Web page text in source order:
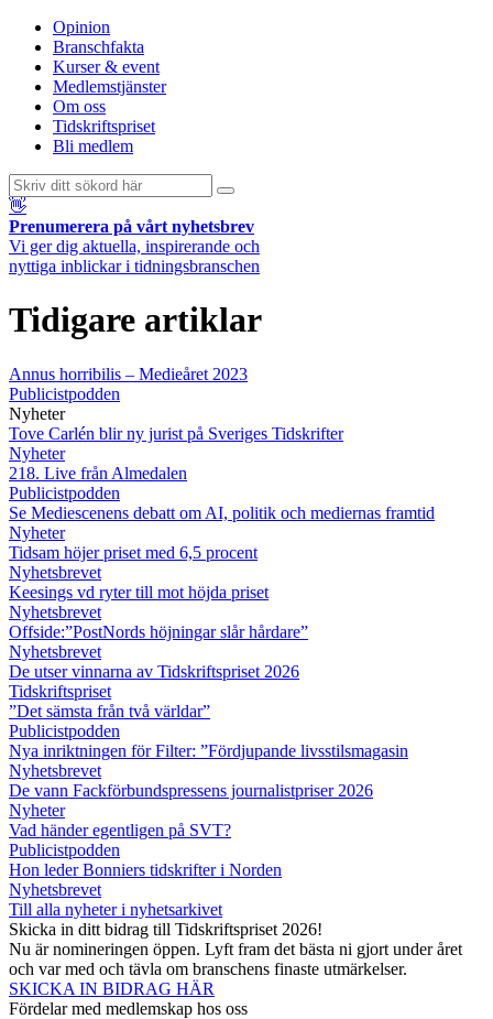
Opinion
Branschfakta
Kurser & event
Medlemstjänster
Om oss
Tidskriftspriset
Bli medlem
👋
Prenumerera på vårt nyhetsbrev
Vi ger dig aktuella, inspirerande och
nyttiga inblickar i tidningsbranschen
Tidigare artiklar
Annus horribilis – Medieåret 2023
Publicistpodden
Nyheter
Tove Carlén blir ny jurist på Sveriges Tidskrifter
Nyheter
218. Live från Almedalen
Publicistpodden
Se Mediescenens debatt om AI, politik och mediernas framtid
Nyheter
Tidsam höjer priset med 6,5 procent
Nyhetsbrevet
Keesings vd ryter till mot höjda priset
Nyhetsbrevet
Offside:”PostNords höjningar slår hårdare”
Nyhetsbrevet
De utser vinnarna av Tidskriftspriset 2026
Tidskriftspriset
”Det sämsta från två världar”
Publicistpodden
Nya inriktningen för Filter: ”Fördjupande livsstilsmagasin
Nyhetsbrevet
De vann Fackförbundspressens journalistpriser 2026
Nyheter
Vad händer egentligen på SVT?
Publicistpodden
Hon leder Bonniers tidskrifter i Norden
Nyhetsbrevet
Till alla nyheter i nyhetsarkivet
Skicka in ditt bidrag till Tidskriftspriset 2026!
Nu är nomineringen öppen. Lyft fram det bästa ni gjort under året
och var med och tävla om branschens finaste utmärkelser.
SKICKA IN BIDRAG HÄR
Fördelar med medlemskap hos oss